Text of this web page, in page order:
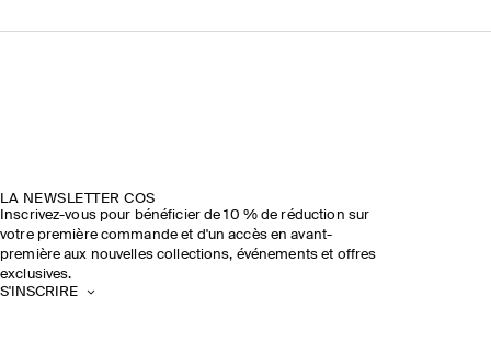
LA NEWSLETTER COS
Inscrivez-vous pour bénéficier de 10 % de réduction sur
votre première commande et d'un accès en avant-
première aux nouvelles collections, événements et offres
exclusives.
S'INSCRIRE